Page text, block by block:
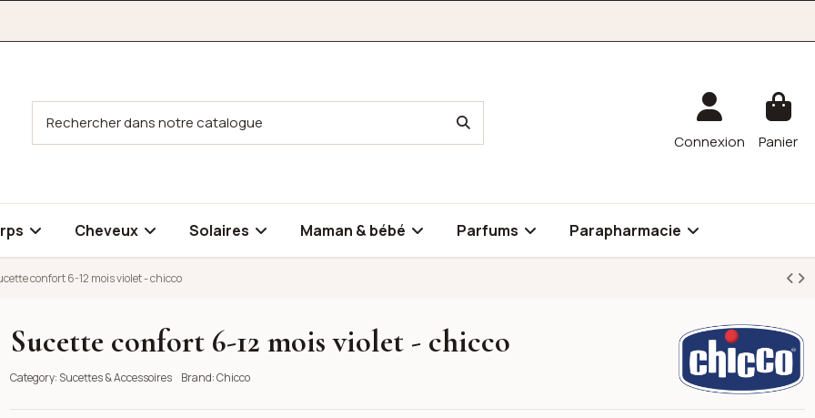
Connexion Panier
Cheveux Solaires Maman & bébé Parfums Parapharmacie
confort 6-12 mois violet - chicco
- chicco
- chicco Chicco
Sucette confort 6-12 mois violet - chicco
Category: Sucettes & Accessoires Brand:Chicco